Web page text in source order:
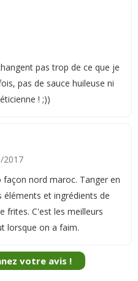
pas trop de ce que je
pas de sauce huileuse ni
! ;))
2017
façon nord maroc. Tanger en
éléments et ingrédients de
frites. C'est les meilleurs
lorsque on a faim.
votre avis !